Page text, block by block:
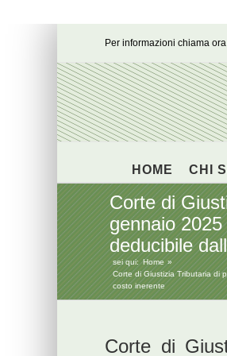
Per informazioni chiama
HOME CHI
Corte di
gennaio
deducibile
sei qui: Home
Corte di Giustizia Tributaria di
costo inerente
Corte di